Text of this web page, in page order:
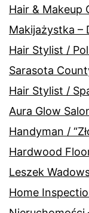
Hair & Makeup
Makijażystka –
Hair Stylist /
Sarasota
Hair Stylist /
Aura Glow
Handyman /
Hardwood
Leszek
Home